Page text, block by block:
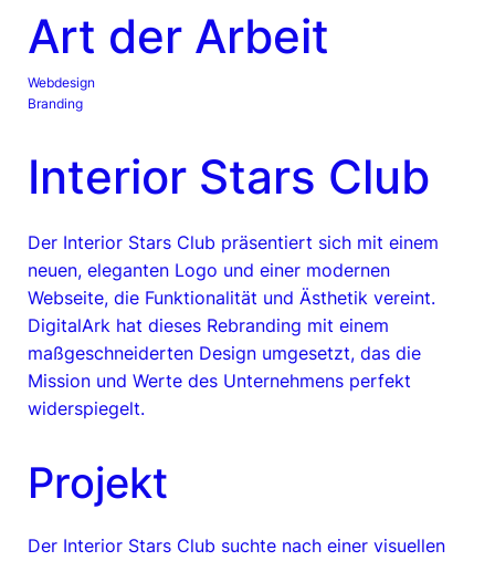
Art der Arbeit
Webdesign
Branding
Interior Stars Club
Der Interior Stars Club präsentiert sich mit einem
neuen, eleganten Logo und einer modernen
Webseite, die Funktionalität und Ästhetik vereint.
DigitalArk hat dieses Rebranding mit einem
maßgeschneiderten Design umgesetzt, das die
Mission und Werte des Unternehmens perfekt
widerspiegelt.
Projekt
Der Interior Stars Club suchte nach einer visuellen